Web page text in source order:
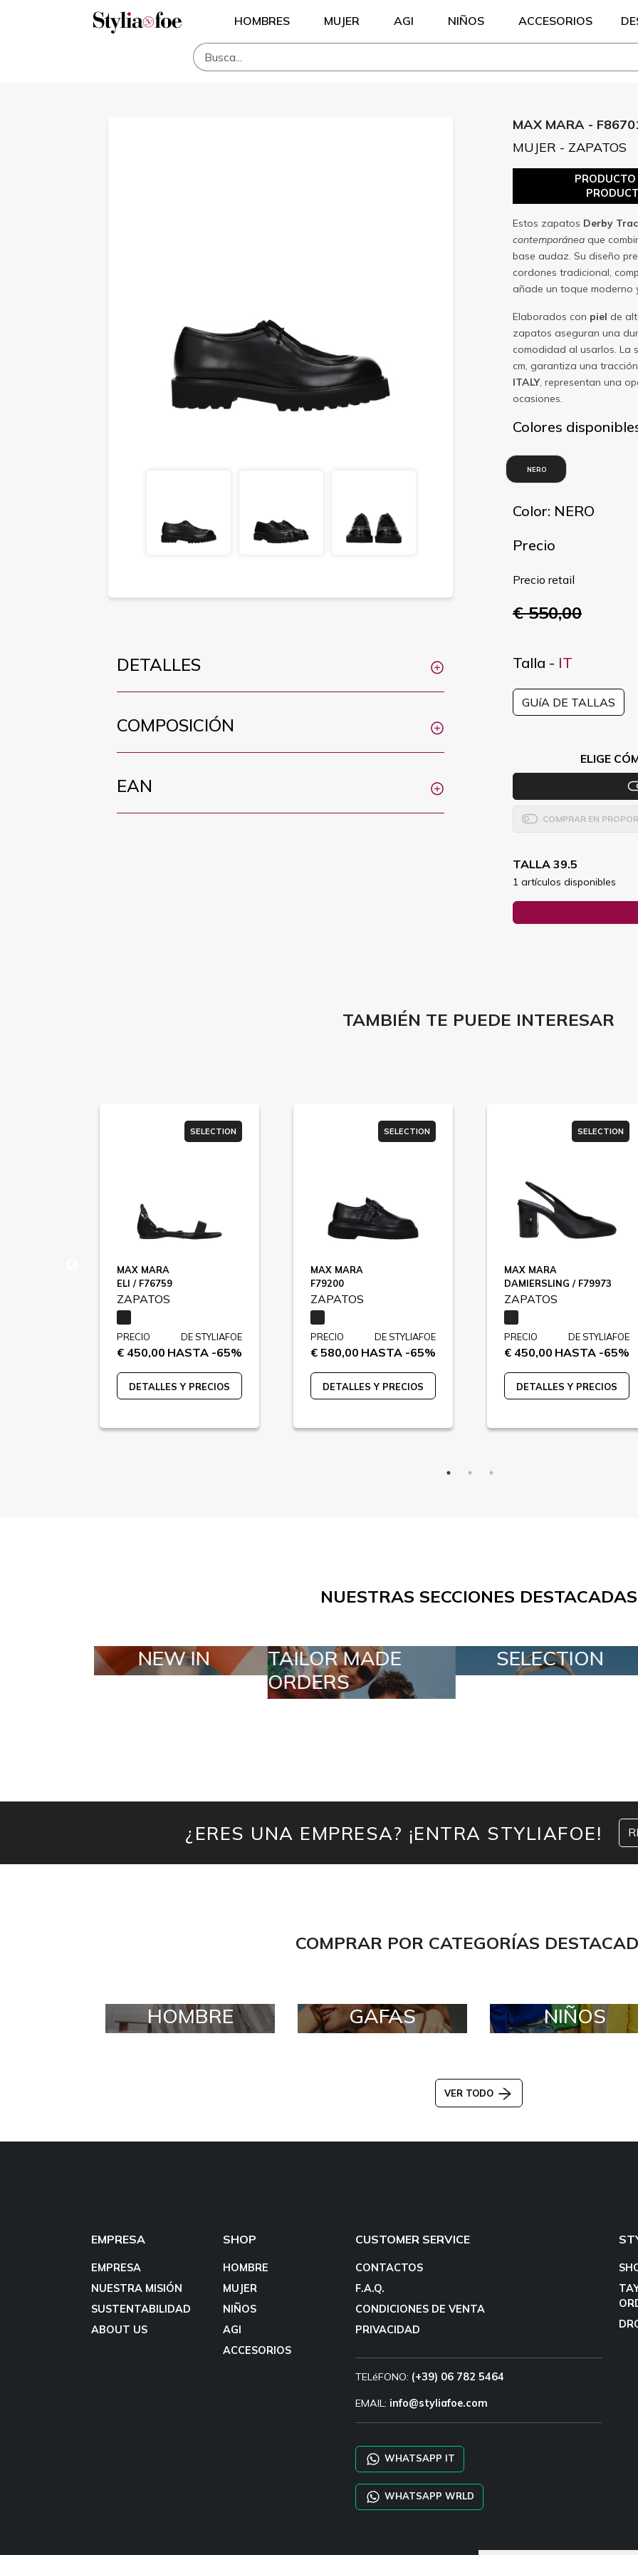
HOMBRES MUJER AGI NIÑOS ACCESORIOS
DETALLES
COMPOSICIÓN
EAN
MAX MARA -
MUJER - ZAPATOS
Estos zapatos Derby
contemporánea que
base audaz. Su diseño
cordones tradicional,
añade un toque moderno
Elaborados con piel de
zapatos aseguran una
comodidad al usarlos. La
cm, garantiza una
ITALY, representan una
ocasiones.
Colores
NERO
Color: NERO
Precio
Precio retail
€ 550,00
Talla - IT
GUíA DE TALLAS
ELIGE
COMPRAR EN
TALLA 39.5
1 artículos disponibles
TAMBIÉN TE PUEDE INTERESAR
SELECTION
MAX MARA
ELI / F76759
ZAPATOS
PRECIO
€ 450,00
DE STYLIAFOE
HASTA -65%
DETALLES Y PRECIOS
SELECTION
MAX MARA
F79200
ZAPATOS
PRECIO
€ 580,00
DE STYLIAFOE
HASTA -65%
DETALLES Y PRECIOS
SELECTION
MAX MARA
DAMIERSLING / F79973
ZAPATOS
PRECIO
€ 450,00
DE STYLIAFOE
HASTA -65%
DETALLES Y PRECIOS
NUESTRAS SECCIONES DESTACADAS
TAILOR MADE
ORDERS
SELECTION SPECIAL LOTS
¿ERES UNA EMPRESA? ¡ENTRA STYLIAFOE!
COMPRAR POR CATEGORÍAS
HOMBRE GAFAS NIÑOS
VER TODO
EMPRESA
EMPRESA
NUESTRA MISIÓN
SUSTENTABILIDAD
ABOUT US
SHOP
HOMBRE
MUJER
NIÑOS
AGI
ACCESORIOS
CUSTOMER SERVICE
CONTACTOS
F.A.Q.
CONDICIONES DE VENTA
PRIVACIDAD
TELéFONO: (+39) 06 782 5464
EMAIL: info@styliafoe.com
WHATSAPP IT
WHATSAPP WRLD